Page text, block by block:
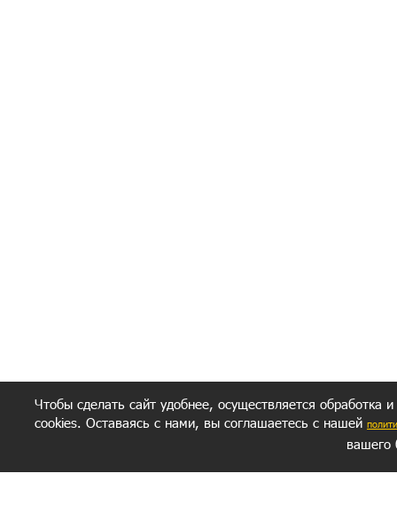
Чтобы сделать сайт удобнее, осуществляется обработка
cookies. Оставаясь с нами, вы соглашаетесь с нашей
вашего